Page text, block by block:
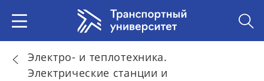
Электро- и теплотехника.
Электрические станции и